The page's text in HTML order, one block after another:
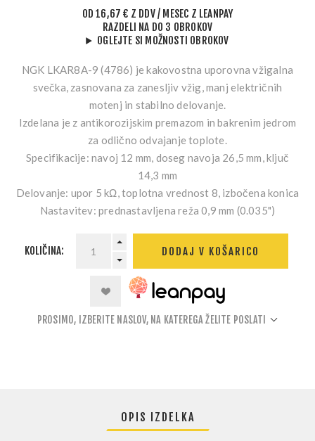
OD 16,67 € Z DDV/ MESEC Z LEANPAY
RAZDELI NA DO 3 OBROKOV
OGLEJTE SI MOŽNOSTI OBROKOV
NGK LKAR8A-9 (4786) je kakovostna uporovna vžigalna
svečka, zasnovana za zanesljiv vžig, manj električnih
motenj in stabilno delovanje.
Izdelana je z antikorozijskim premazom in bakrenim jedrom
za odlično odvajanje toplote.
Specifikacije: navoj 12 mm, doseg navoja 26,5 mm, ključ
14,3 mm
Delovanje: upor 5 kΩ, toplotna vrednost 8, izbočena konica
Nastavitev: prednastavljena reža 0,9 mm (0.035")
KOLIČINA: DODAJ V KOŠARICO
PROSIMO, IZBERITE NASLOV, NA KATEREGA ŽELITE POSLATI
OPIS IZDELKA